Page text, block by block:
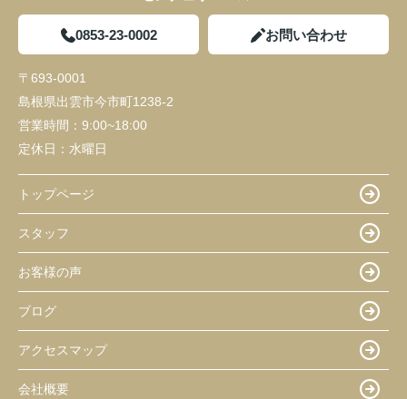
0853-23-0002 お問い合わせ
〒693-0001
島根県出雲市今市町1238-2
営業時間： 9:00~18:00
定休日： 水曜日
トップページ
スタッフ
お客様の声
ブログ
アクセスマップ
会社概要